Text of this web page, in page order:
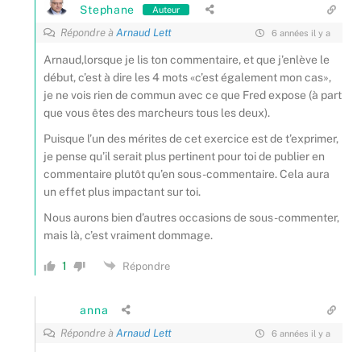
Stephane Auteur
Répondre àArnaud Lett 6 années il y a
Arnaud,lorsque je lis ton commentaire, et que j’enlève le
début, c’est à dire les 4 mots «c’est également mon cas»,
je ne vois rien de commun avec ce que Fred expose (à part
que vous êtes des marcheurs tous les deux).
Puisque l’un des mérites de cet exercice est de t’exprimer,
je pense qu’il serait plus pertinent pour toi de publier en
commentaire plutôt qu’en sous-commentaire. Cela aura
un effet plus impactant sur toi.
Nous aurons bien d’autres occasions de sous-commenter,
mais là, c’est vraiment dommage.
1 Répondre
anna
Répondre àArnaud Lett 6 années il y a